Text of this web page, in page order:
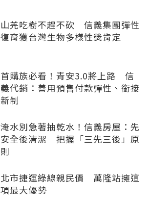
山羌吃樹不趕不砍 信義集團彈性
復育獲台灣生物多樣性獎肯定
首購族必看！青安3.0將上路 信
義代銷：善用預售付款彈性、銜接
新制
淹水別急著抽乾水！信義房屋：先
安全後清潔 把握「三先三後」原
則
北市捷運綠線親民價 萬隆站擁這
項最大優勢